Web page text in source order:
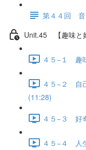
第４４回 音
Unit.45 【趣味と
４５−１ 趣
４５−２ 自
(11:28)
４５−３ 好
４５−４ 人